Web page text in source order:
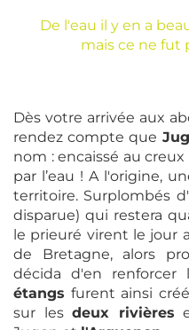
De l'eau il y en a
mais ce ne fut
Dès votre arrivée aux
rendez compte que
nom : encaissé au
par l’eau ! A l'origine,
territoire. Surplombés
disparue) qui restera
le prieuré virent le jour
de Bretagne, alors
décida d'en renforcer
étangs furent ainsi
sur lesdeux rivières